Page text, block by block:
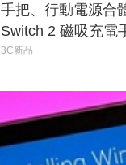
手把、行動電源合
Switch 2 磁吸充電
延長 1.5 倍
3C新品